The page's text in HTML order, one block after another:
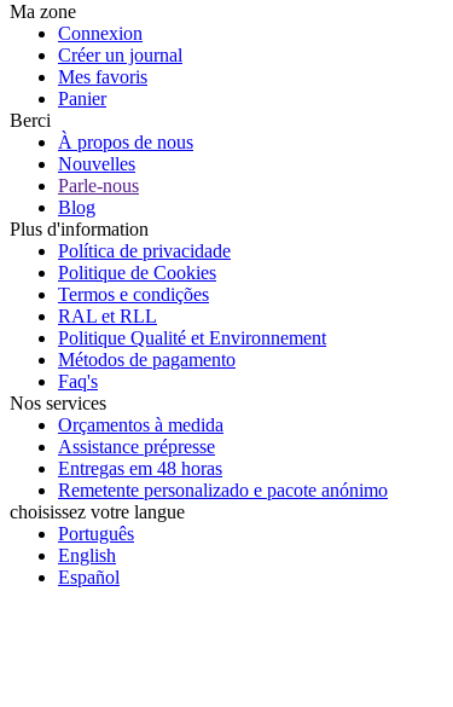
Ma zone
Connexion
Créer un journal
Mes favoris
Panier
Berci
À propos de nous
Nouvelles
Parle-nous
Blog
Plus d'information
Política de privacidade
Politique de Cookies
Termos e condições
RAL et RLL
Politique Qualité et Environnement
Métodos de pagamento
Faq's
Nos services
Orçamentos à medida
Assistance prépresse
Entregas em 48 horas
Remetente personalizado e pacote anónimo
choisissez votre langue
Português
English
Español